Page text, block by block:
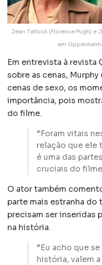
Jean Tatlock (Florence Pugh) e
em
Em entrevista à revista
sobre as cenas,
cenas de sexo, os
importância, pois
do filme.
“Foram vitais
relação que ele
é uma das
cruciais do
O ator também
parte mais estranha do
precisam ser inseridas
na história.
“Eu acho que
história, valem